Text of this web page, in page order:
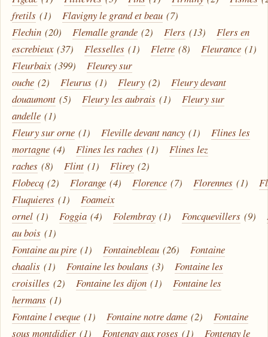
fretils (1) Flavigny le grand et beau (7)
Flechin (20) Flemalle grande (2) Flers (13)
Flers en
escrebieux (37) Flesselles (1) Fletre (8) Fleurance (1)
Fleurbaix (399)
Fleurey sur
ouche (2) Fleurus (1) Fleury (2)
Fleury devant
douaumont (5) Fleury les aubrais (1)
Fleury sur
andelle (1)
Fleury sur orne (1) Fleville devant nancy (1)
Flines les
mortagne (4) Flines les raches (1)
Flines lez
raches (8) Flint (1) Flirey (2)
Flobecq (2) Florange (4) Florence (7) Florennes (1)
Fluquieres (1)
Foameix
ornel (1) Foggia (4) Folembray (1) Foncquevillers (9)
au bois (1)
Fontaine au pire (1) Fontainebleau (26)
Fontaine
chaalis (1) Fontaine les boulans (3)
Fontaine les
croisilles (2) Fontaine les dijon (1)
Fontaine les
hermans (1)
Fontaine l eveque (1) Fontaine notre dame (2)
Fontaine
sous montdidier (1) Fontenay aux roses (1) Fontenay le